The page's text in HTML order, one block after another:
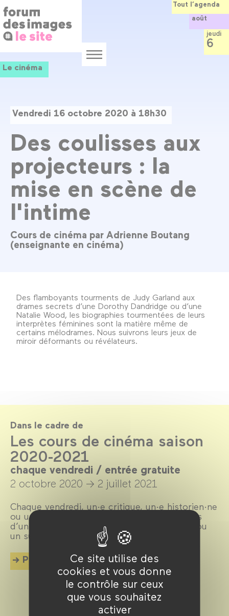
Ce site utilise des
cookies et vous donne
le contrôle sur ceux
que vous souhaitez
activer
au
contenu
principal
Menu
Le cinéma
Vendredi 16 octobre 2020 à 18h30
Des coulisses aux
projecteurs : la
mise en scène de
l'intime
Cours de cinéma par Adrienne Boutang
(enseignante en cinéma)
Des flamboyants tourments de Judy Garland aux
drames secrets d’une Dorothy Dandridge ou d’une
Natalie Wood, les biographies tourmentées de leurs
interprètes féminines sont la matière même de
certains mélodrames. Nous suivrons leurs jeux de
miroir déformants ou révélateurs.
Dans le cadre de
Les cours de cinéma saison
2020-2021
chaque vendredi / entrée gratuite
2 octobre 2020 → 2 juillet 2021
Chaque vendredi, un·e critique, un·e historien·ne
ou un·e enseignant·e en cinéma analyse, lors
d’un cours ouvert à toutes et tous, un film ou
un sujet en lien avec nos programmes.
Plus d'info
Tout l’agenda
août
jeudi
6